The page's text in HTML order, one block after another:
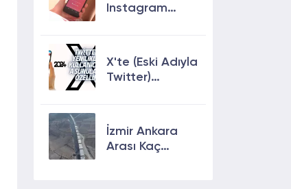
Instagram
Etkili Yolları!
X'te (Eski Adıyla
Twitter)
Sunulan Son
Özellikler 2024
İzmir Ankara
Arası Kaç